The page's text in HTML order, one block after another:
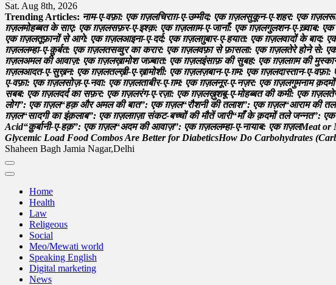
Sat. Aug 8th, 2026
Trending Articles: नम-ए-वफ: एक ग़ज़लचरग-ए-उममद: एक ग़ज़लसकन-ए-शहर: एक ग़ज़लर
ग़ज़लमहबबत क सए: एक ग़ज़लसफर-ए-इशक: एक ग़ज़लगम-ए-जन: एक ग़ज़लगलशन-ए-खवब: एक
एक ग़ज़लतफन स आग: एक ग़ज़लआइन-ए-दर: एक ग़ज़लगबर-ए-हयत: एक ग़ज़लवद क बद: ए
ग़ज़ललमह-ए-करत: एक ग़ज़लतसववर क करर: एक ग़ज़लवफ स फसल: एक ग़ज़लतर हन स: ए
ग़ज़लअमल क आवज: एक ग़ज़लखमश जजबत: एक ग़ज़लइसफ क सबह: एक ग़ज़लगम क मसक
ग़ज़लआदत-ए-सखन: एक ग़ज़लतलख-ए-खमश: एक ग़ज़लजबन-ए-गम: एक ग़ज़लदसतन-ए-वफ:
ए-वफ: एक ग़ज़लसज-ए-नव: एक ग़ज़लतबर-ए-गम: एक ग़ज़लनर-ए-नजर: एक ग़ज़लगमनम कदम
सबब: एक ग़ज़लदर क सफर: एक ग़ज़लरग-ए-रज: एक ग़ज़लखशब-ए-महबबत क कम: एक ग़ज़लत
लग”: एक ग़ज़ल“हक और अमल क बत”: एक ग़ज़ल“रशन क तलश”: एक ग़ज़ल“आरम क त
ग़ज़ल“सदग क इक़लब”: एक ग़ज़लगज सकट-बचच क मत जर“म क कदम तल जननत”: एक
Acid“क़रन-ए-हक़”: एक ग़ज़ल“अदम क आवज”: एक ग़ज़ललमह-ए-नयब: एक ग़ज़लMeat or
Glycemic Load Food CombosAre Better for DiabeticsHow Do Carbohydrates (Car
Shaheen Bagh Jamia Nagar,Delhi
Home
Health
Law
Religeous
Social
Meo/Mewati world
Speaking English
Digital marketing
News